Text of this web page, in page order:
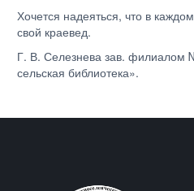
Хочется надеяться, что в
свой краевед.
Г. В. Селезнева зав. филиалом
сельская библиотека».